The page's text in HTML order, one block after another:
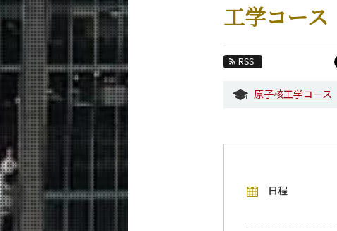
工学コース
RSS
原子核工学コース
日程
イベントカレンダー
今後の課程別イベント